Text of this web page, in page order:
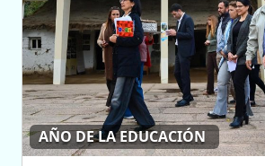
AÑO DE LA EDUCACIÓN